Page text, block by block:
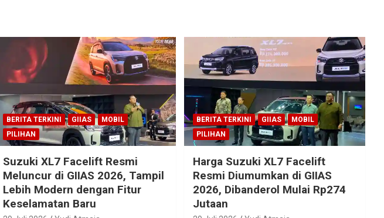
BERITA TERKINI GIIAS
MOBIL
PILIHAN
Suzuki XL7 Facelift Resmi
Meluncur di GIIAS 2026, Tampil
Lebih Modern dengan Fitur
Keselamatan Baru
BERITA TERKINI GIIAS
MOBIL
PILIHAN
Harga Suzuki XL7 Facelift
Resmi Diumumkan di GIIAS
2026, Dibanderol Mulai Rp274
Jutaan